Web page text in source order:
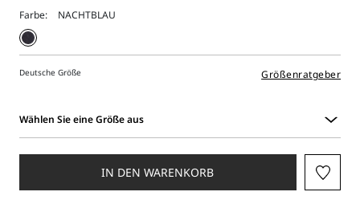
Farbe:
Deutsche Größe Größenratgeber
Wählen Sie eine Größe aus
Sie
aus
IN DEN WARENKORB